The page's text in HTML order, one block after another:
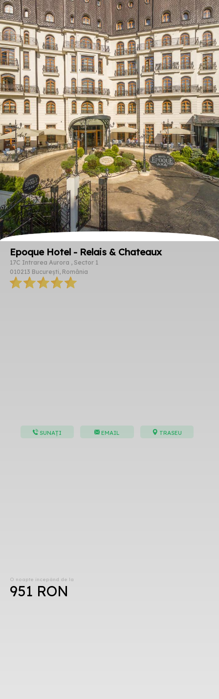
Epoque Hotel - Relais & Chateaux
17C Intrarea Aurora , Sector 1
010213 București, România
SUNAȚI EMAIL TRASEU
O noapte începând de la
951 RON